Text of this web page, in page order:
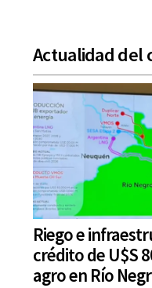
Actualidad del
Riego e
crédito de U$S
agro en Río